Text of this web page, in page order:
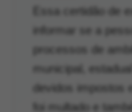
Essa certidão de
informar se a
processos de
municipal,
devidos impostos
foi multado e